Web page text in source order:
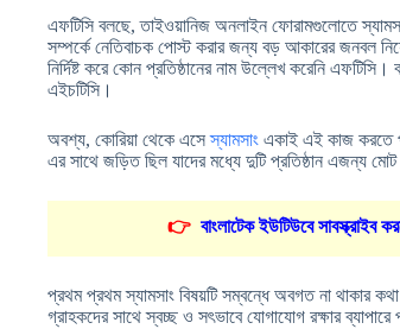
এফটিসি বলছে, তাইওয়ানিজ অনলাইন ফোরামগুলোতে
সম্পর্কে নেতিবাচক পোস্ট করার জন্য বড় আকারের জনবল
নির্দিষ্ট করে কোন প্রতিষ্ঠানের নাম উল্লেখ করেনি
এইচটিসি।
অবশ্য, কোরিয়া থেকে এসেস্যামসাং একাই এই কাজ করতে
এর সাথে জড়িত ছিল যাদের মধ্যে দুটি প্রতিষ্ঠান এজন্য
👉 বাংলাটেক ইউটিউবে
প্রথম প্রথম স্যামসাং বিষয়টি সম্বন্ধে অবগত না থাকার
গ্রাহকদের সাথে স্বচ্ছ ও সৎভাবে যোগাযোগ রক্ষার